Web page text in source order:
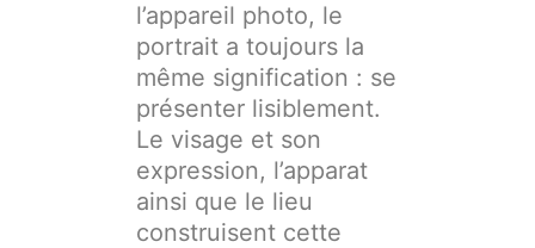
l’appareil photo, le
portrait a toujours la
même signification : se
présenter lisiblement.
Le visage et son
expression, l’apparat
ainsi que le lieu
construisent cette